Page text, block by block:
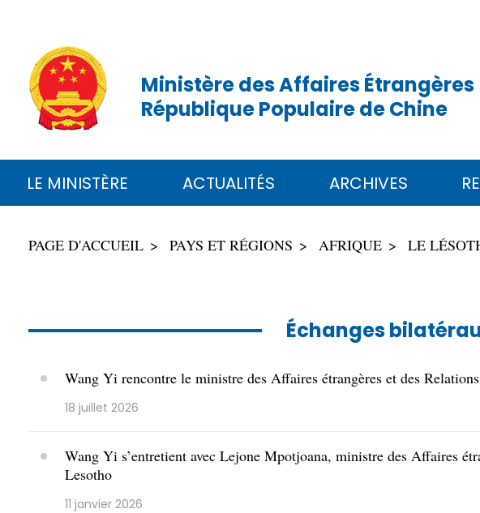
Ministère des Affaires Étrangères
République Populaire de Chine
LE MINISTÈRE ACTUALITÉS ARCHIVES
PAGE D'ACCUEIL PAYS ET RÉGIONS AFRIQUE LE
Échanges
Wang Yi rencontre le ministre des Affaires étrangères et des
18 juillet 2026
Wang Yi s’entretient avec Lejone Mpotjoana, ministre des Affaires
Lesotho
11 janvier 2026